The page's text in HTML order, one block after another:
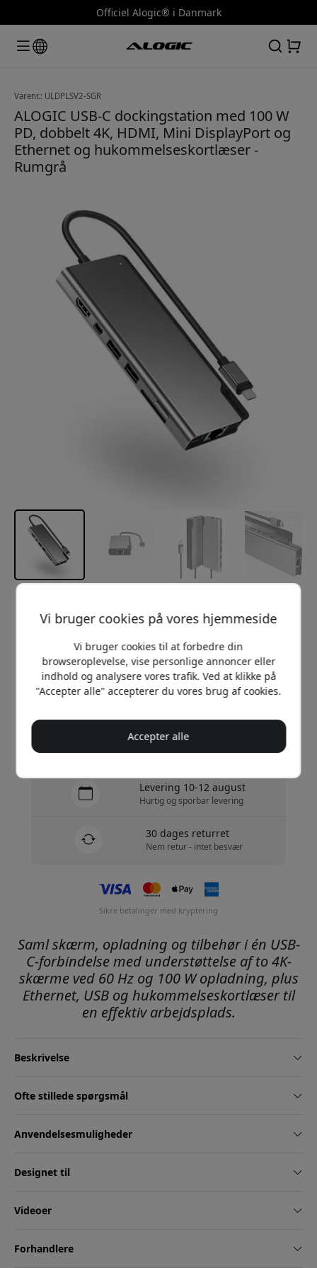
Officiel Alogic® i Danmark
Varenr.: ULDPLSV2-SGR
ALOGIC USB-C dockingstation med 100 W
PD, dobbelt 4K, HDMI, Mini DisplayPort og
Ethernet og hukommelseskortlæser -
Rumgrå
999 DKK
Køb nu
På lager - klar til afsendelse
Forsendelse af 49 DKK i Danmark
Ingen skjulte gebyrer
Levering 10-12 august
Hurtig og sporbar levering
30 dages returret
Nem retur - intet besvær
Sikre betalinger med kryptering
Saml skærm, opladning og tilbehør i én USB-
C-forbindelse med understøttelse af to 4K-
skærme ved 60 Hz og 100 W opladning, plus
Ethernet, USB og hukommelseskortlæser til
en effektiv arbejdsplads.
Beskrivelse
Ofte stillede spørgsmål
Anvendelsesmuligheder
Designet til
Videoer
Forhandlere
Vi bruger cookies på vores hjemmeside
Vi bruger cookies til at forbedre din
browseroplevelse, vise personlige annoncer eller
indhold og analysere vores trafik. Ved at klikke på
"Accepter alle" accepterer du vores brug af cookies.
Accepter alle